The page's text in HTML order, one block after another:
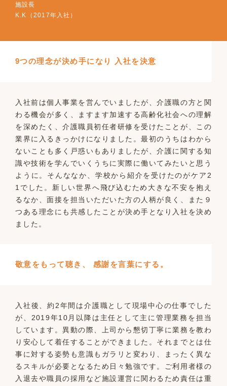
施設長
K.K（2017年入社）
9つの理念が決め手になり 入社を決意
入社前は個人事業を営んでいましたが、介護職の方と関
わる機会が多く、ますます加速する高齢化社会への理解
を深めたく、介護職員初任者研修を受けたことが、この
業界に入るきっかけになりました。最初のうちはわから
ないことも多く戸惑いもありましたが、介護に関する知
識や技術を学んでいくうちに実際に働いてみたいと思う
ように。そんななか、学校から紹介を受けたのがケア2
1でした。新しい世界へ飛び込むため大きな不安を抱え
るなか、面接を担当いただいた方の人柄が良く、また９
つある理念にも共感したことが決め手となり入社を決め
ました。
敬意をもって聴き、 感謝を言葉にする。
入社後、約2年間は介護職として現場中心の仕事でした
が、2019年10月以降は主任として主に管理業務を担当
しています。異動の際、上司から懇切丁寧に業務を教わ
り安心して着任することができました。それまでとは仕
事に対する姿勢も意識もガラリと変わり、まったく異な
るスキルが必要となるため日々勉強です。ご利用者様の
入退去や職員の採用など施設運営に関わるため責任は重